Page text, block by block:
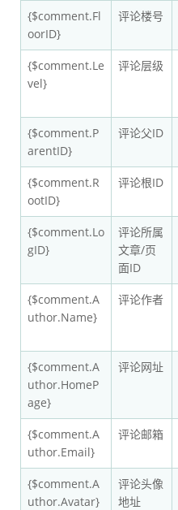
{$comment.Fl
oorID}
评论楼号
{$comment.Le
vel}
评论层级
{$comment.P
arentID}
评论父ID
{$comment.R
ootID}
评论根ID
{$comment.Lo
gID}
评论所属
文章/页
面ID
{$comment.A
uthor.Name}
评论作者
{$comment.A
uthor.HomeP
age}
评论网址
{$comment.A
uthor.Email}
评论邮箱
{$comment.A
uthor.Avatar}
评论头像
地址